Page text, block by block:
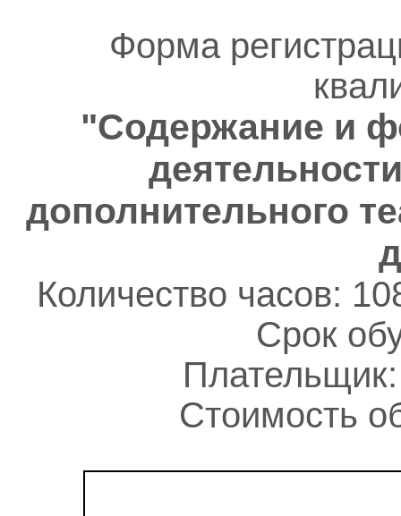
Форма
"Содержание и
дополнительного
Количество часов:
Срок
Стоимость